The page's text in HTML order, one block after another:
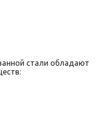
стали обладают